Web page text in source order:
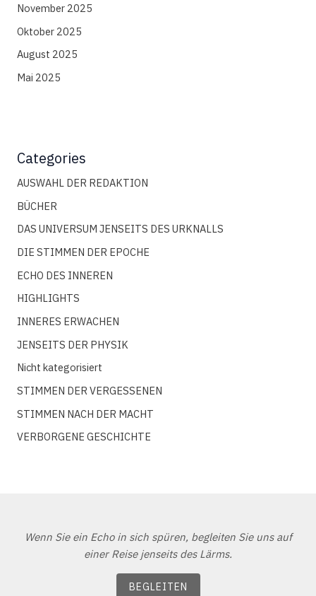
November 2025
Oktober 2025
August 2025
Mai 2025
Categories
AUSWAHL DER REDAKTION
BÜCHER
DAS UNIVERSUM JENSEITS DES URKNALLS
DIE STIMMEN DER EPOCHE
ECHO DES INNEREN
HIGHLIGHTS
INNERES ERWACHEN
JENSEITS DER PHYSIK
Nicht kategorisiert
STIMMEN DER VERGESSENEN
STIMMEN NACH DER MACHT
VERBORGENE GESCHICHTE
Wenn Sie ein Echo in sich spüren, begleiten Sie uns auf
einer Reise jenseits des Lärms.
BEGLEITEN